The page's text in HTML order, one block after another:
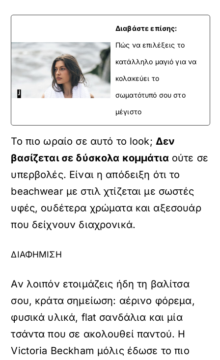
Διαβάστε επίσης:
Πώς να επιλέξεις το
κατάλληλο μαγιό για να
κολακεύει το
σωματότυπό σου στο
μέγιστο
Το πιο ωραίο σε αυτό το look; Δεν
βασίζεται σε δύσκολα κομμάτιαούτε σε
υπερβολές. Είναι η απόδειξη ότι το
beachwear με στιλ χτίζεται με σωστές
υφές, ουδέτερα χρώματα και αξεσουάρ
που δείχνουν διαχρονικά.
ΔΙΑΦΗΜΙΣΗ
Αν λοιπόν ετοιμάζεις ήδη τη βαλίτσα
σου, κράτα σημείωση: αέρινο φόρεμα,
φυσικά υλικά, flat σανδάλια και μία
τσάντα που σε ακολουθεί παντού. Η
Victoria Beckham μόλις έδωσε το πιο